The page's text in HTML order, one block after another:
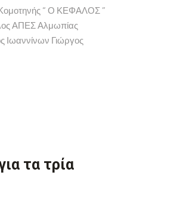
“ Ο ΚΕΦΑΛΟΣ ”
ΑΠΕΣ Αλμωπίας
Γιώργος
τα τρία